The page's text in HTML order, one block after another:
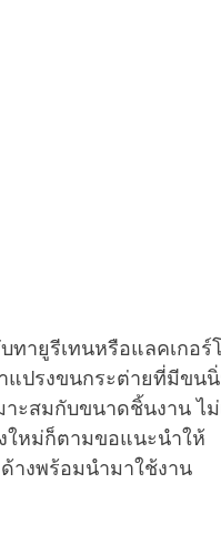
ทายูรีเทนหรือแลคเกอร์
ำแปรงขนกระต่ายที่มีขน
ะสมกับขนาดชิ้นงาน ไม่
ใหม่ก็ตามขอแนะนำให้
างพร้อมนำมาใช้งาน